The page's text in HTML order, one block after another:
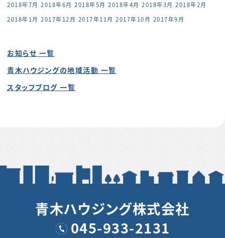
2018年7月 2018年6月 2018年5月 2018年4月 2018年3月 2018年2月
2018年1月 2017年12月 2017年11月 2017年10月 2017年9月
お知らせ 一覧
青木ハウジングの地域活動 一覧
スタッフブログ 一覧
青木ハウジング株式会社
045-933-2131